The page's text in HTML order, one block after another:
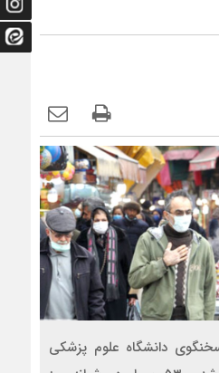
دانشگاه علوم پزشکی